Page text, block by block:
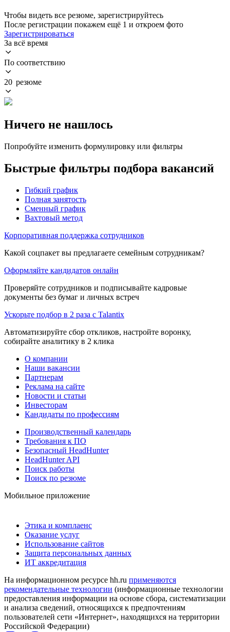
Чтобы видеть все резюме, зарегистрируйтесь
После регистрации покажем ещё 1 и откроем фото
Зарегистрироваться
За всё время
По соответствию
20 резюме
Ничего не нашлось
Попробуйте изменить формулировку или фильтры
Быстрые фильтры подбора вакансий
Гибкий график
Полная занятость
Сменный график
Вахтовый метод
Корпоративная поддержка сотрудников
Какой соцпакет вы предлагаете семейным сотрудникам?
Оформляйте кандидатов онлайн
Проверяйте сотрудников и подписывайте кадровые
документы без бумаг и личных встреч
Ускорьте подбор в 2 раза с Talantix
Автоматизируйте сбор откликов, настройте воронку,
собирайте аналитику в 2 клика
О компании
Наши вакансии
Партнерам
Реклама на сайте
Новости и статьи
Инвесторам
Кандидаты по профессиям
Производственный календарь
Требования к ПО
Безопасный HeadHunter
HeadHunter API
Поиск работы
Поиск по резюме
Мобильное приложение
Этика и комплаенс
Оказание услуг
Использование сайтов
Защита персональных данных
ИТ аккредитация
На информационном ресурсе hh.ru применяются
рекомендательные технологии (информационные технологии
предоставления информации на основе сбора, систематизации
и анализа сведений, относящихся к предпочтениям
пользователей сети «Интернет», находящихся на территории
Российской Федерации)